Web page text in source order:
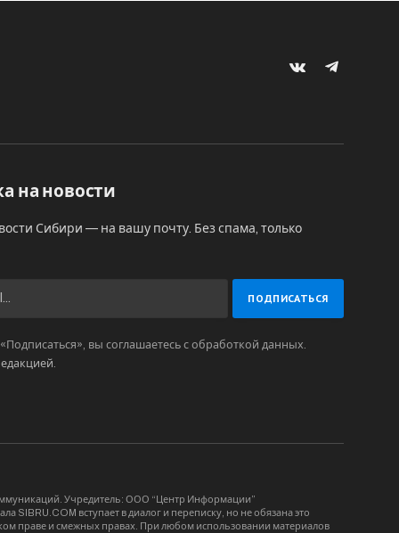
VKontakteTelegram
на новости
Сибири — на вашу почту. Без спама, только
вы соглашаетесь с обработкой данных.
.
Учредитель: ООО “Центр Информации”
SIBRU.COM вступает в диалог и переписку, но не обязана это
праве и смежных правах. При любом использовании материалов